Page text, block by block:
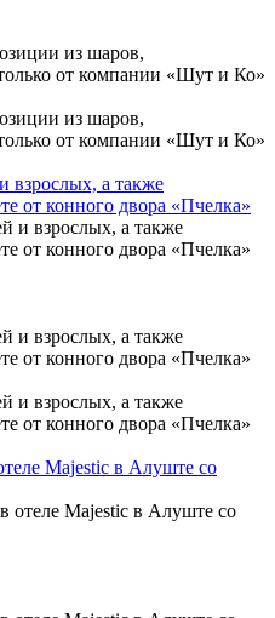
взрослых, а также
от конного двора «Пчелка»
Majestic в Алуште со